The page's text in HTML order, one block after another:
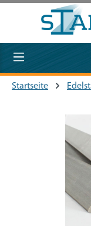
Zum Hauptinhalt
Startseite
Bildergalerie